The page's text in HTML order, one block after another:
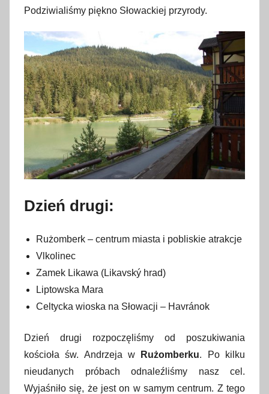
Podziwialiśmy piękno Słowackiej przyrody.
Dzień drugi:
Rużomberk – centrum miasta i pobliskie atrakcje
Vlkolinec
Zamek Likawa (Likavský hrad)
Liptowska Mara
Celtycka wioska na Słowacji – Havránok
Dzień drugi rozpoczęliśmy od poszukiwania
kościoła św. Andrzeja w
Rużomberku. Po kilku
nieudanych próbach odnaleźliśmy nasz cel.
Wyjaśniło się, że jest on w samym centrum. Z tego